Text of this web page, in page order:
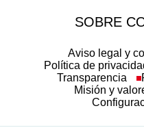
Política de
Transparencia
Misión y